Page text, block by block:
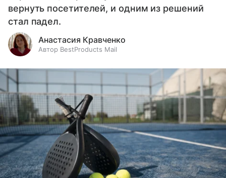
вернуть посетителей, и одним из решений
стал падел.
Анастасия Кравченко
Автор BestProducts Mail